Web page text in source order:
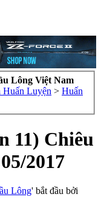
Lông Việt Nam
Huấn Luyện > Huấn
11) Chiêu
2017
Lông' bắt đầu bởi